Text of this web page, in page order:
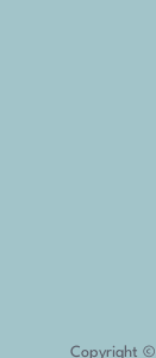
Copyright